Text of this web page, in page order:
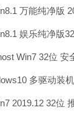
万能纯净版
娱乐纯净版
Win7 32位 安
多驱动装
2019.12 32位